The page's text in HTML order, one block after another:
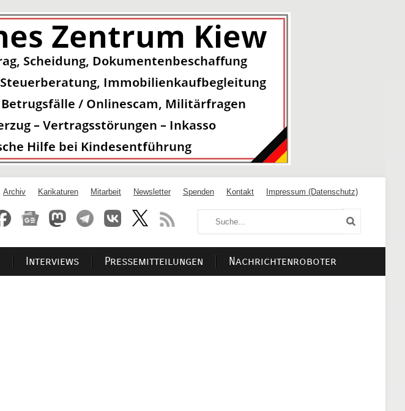
Archiv Karikaturen Mitarbeit Newsletter Spenden Kontakt Impressum (Datenschutz)
Interviews Pressemitteilungen Nachrichtenroboter